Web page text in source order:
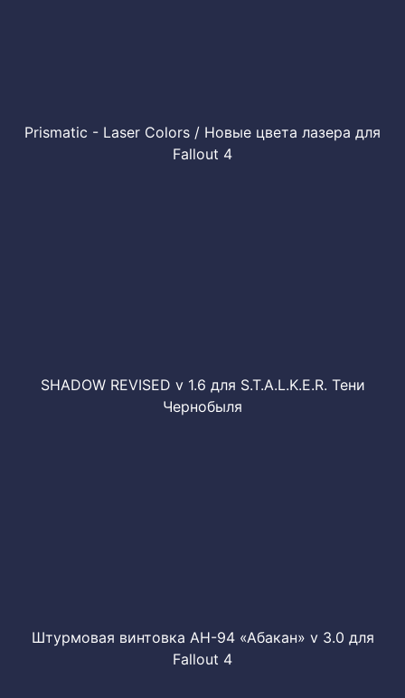
Prismatic - Laser Colors / Новые цвета лазера для
Fallout 4
SHADOW REVISED v 1.6 для S.T.A.L.K.E.R. Тени
Чернобыля
Штурмовая винтовка АН-94 «Абакан» v 3.0 для
Fallout 4